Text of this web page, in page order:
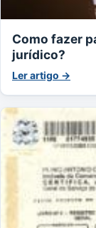
Como fazer
jurídico?
Ler artigo →